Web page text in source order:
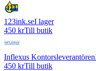
123ink.seI lager
450 krTill butik
Inflexus Kontorsleverantören
450 krTill butik